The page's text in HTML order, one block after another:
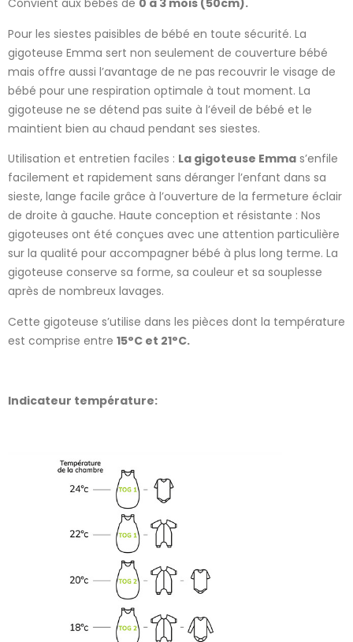
Convient aux bébés de 0 à 3 mois (50cm).
Pour les siestes paisibles de bébé en toute sécurité. La
gigoteuse Emma sert non seulement de couverture bébé
mais offre aussi l’avantage de ne pas recouvrir le visage de
bébé pour une respiration optimale à tout moment. La
gigoteuse ne se détend pas suite à l’éveil de bébé et le
maintient bien au chaud pendant ses siestes.
Utilisation et entretien faciles : La gigoteuse Emma s’enfile
facilement et rapidement sans déranger l’enfant dans sa
sieste, lange facile grâce à l’ouverture de la fermeture éclair
de droite à gauche. Haute conception et résistante : Nos
gigoteuses ont été conçues avec une attention particulière
sur la qualité pour accompagner bébé à plus long terme. La
gigoteuse conserve sa forme, sa couleur et sa souplesse
après de nombreux lavages.
Cette gigoteuse s’utilise dans les pièces dont la température
est comprise entre 15°C et 21°C.
Indicateur température: